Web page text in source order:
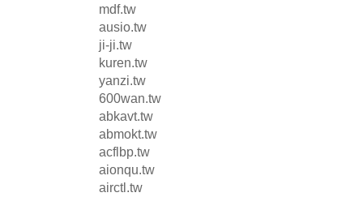
mdf.tw
ausio.tw
ji-ji.tw
kuren.tw
yanzi.tw
600wan.tw
abkavt.tw
abmokt.tw
acflbp.tw
aionqu.tw
airctl.tw